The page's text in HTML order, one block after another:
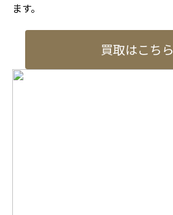
ます。
買取はこちら